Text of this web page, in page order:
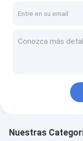
Nuestras